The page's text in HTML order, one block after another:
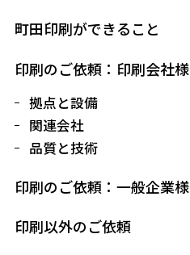
町田印刷ができること
印刷のご依頼：印刷会社様
拠点と設備
関連会社
品質と技術
印刷のご依頼：一般企業様
印刷以外のご依頼